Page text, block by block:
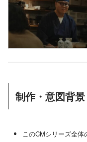
制作・意図背
このCMシリーズ全